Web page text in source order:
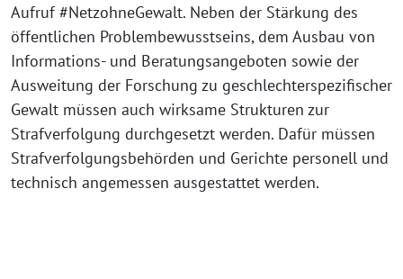
Aufruf #NetzohneGewalt. Neben der Stärkung des
öffentlichen Problembewusstseins, dem Ausbau von
Informations- und Beratungsangeboten sowie der
Ausweitung der Forschung zu geschlechterspezifischer
Gewalt müssen auch wirksame Strukturen zur
Strafverfolgung durchgesetzt werden. Dafür müssen
Strafverfolgungsbehörden und Gerichte personell und
technisch angemessen ausgestattet werden.